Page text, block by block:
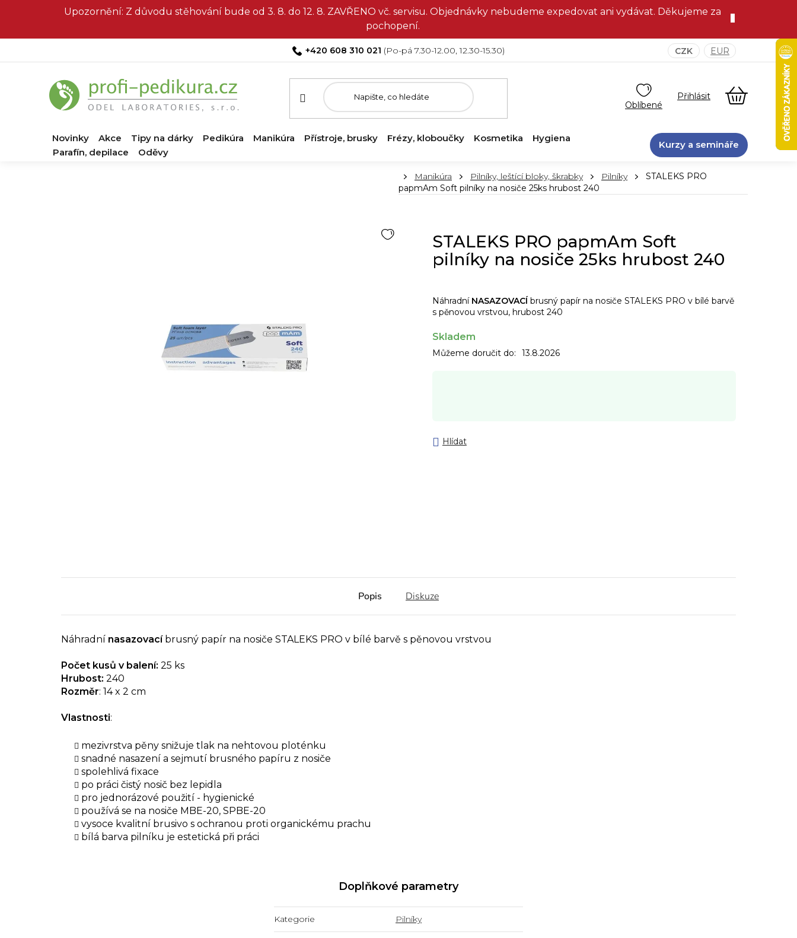
Upozornění: Z důvodu stěhování bude od 3. 8. do 12. 8. ZAVŘENO vč. servisu. Objednávky nebudeme expedovat ani vydávat. Děkujeme za
pochopení.
+420 608 310 021 CZK EUR
NÁKUPNÍ
KOŠÍK
Novinky Akce Tipy na dárky Pedikúra Manikúra Přístroje, brusky Frézy, kloboučky Kosmetika
Hygiena
Parafín, depilace
Oděvy
Kurzy a semináře
DomůManikúra Pilníky, leštící bloky, škrabky Pilníky
STALEKS PRO
papmAm Soft pilníky na nosiče 25ks hrubost 240
STALEKS PRO papmAm Soft
pilníky na nosiče 25ks hrubost 240
Náhradní NASAZOVACÍ brusný papír na nosiče STALEKS PRO v bílé barvě
s pěnovou vrstvou, hrubost 240
Skladem
Můžeme doručit do: 13.8.2026
Hlídat
Popis Diskuze
Náhradní nasazovacíbrusný papír na nosiče STALEKS PRO v bílé barvě s pěnovou vrstvou
Počet kusů v balení: 25 ks
Hrubost: 240
Rozměr: 14 x 2 cm
Vlastnosti:
mezivrstva pěny snižuje tlak na nehtovou ploténku
snadné nasazení a sejmutí brusného papíru z nosiče
spolehlivá fixace
po práci čistý nosič bez lepidla
pro jednorázové použití - hygienické
používá se na nosiče MBE-20, SPBE-20
vysoce kvalitní brusivo s ochranou proti organickému prachu
bílá barva pilníku je estetická při práci
Doplňkové parametry
Kategorie Pilníky